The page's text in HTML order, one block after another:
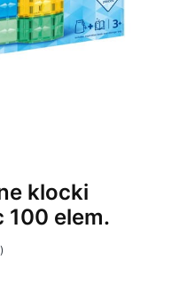
klocki
100 elem.